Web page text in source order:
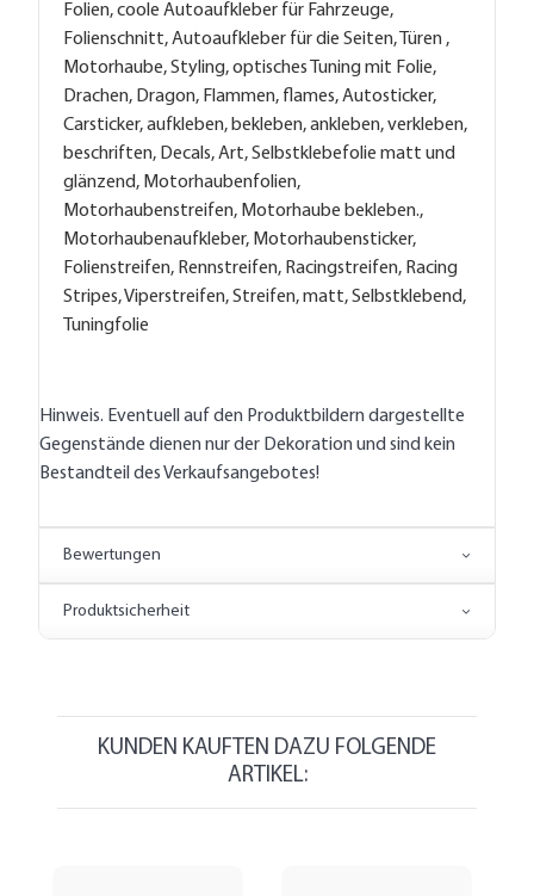
Folien, coole Autoaufkleber für Fahrzeuge,
Folienschnitt, Autoaufkleber für die Seiten, Türen ,
Motorhaube, Styling, optisches Tuning mit Folie,
Drachen, Dragon, Flammen, flames, Autosticker,
Carsticker, aufkleben, bekleben, ankleben, verkleben,
beschriften, Decals, Art, Selbstklebefolie matt und
glänzend, Motorhaubenfolien,
Motorhaubenstreifen, Motorhaube bekleben.,
Motorhaubenaufkleber, Motorhaubensticker,
Folienstreifen, Rennstreifen, Racingstreifen, Racing
Stripes, Viperstreifen, Streifen, matt, Selbstklebend,
Tuningfolie
Hinweis. Eventuell auf den Produktbildern dargestellte
Gegenstände dienen nur der Dekoration und sind kein
Bestandteil des Verkaufsangebotes!
Bewertungen
Produktsicherheit
KUNDEN KAUFTEN DAZU FOLGENDE
ARTIKEL: